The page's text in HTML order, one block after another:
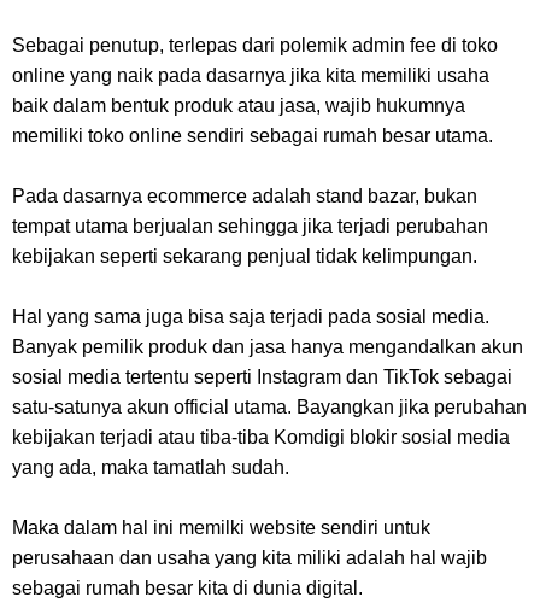
Sebagai penutup, terlepas dari polemik admin fee di toko
online yang naik pada dasarnya jika kita memiliki usaha
baik dalam bentuk produk atau jasa, wajib hukumnya
memiliki toko online sendiri sebagai rumah besar utama.
Pada dasarnya ecommerce adalah stand bazar, bukan
tempat utama berjualan sehingga jika terjadi perubahan
kebijakan seperti sekarang penjual tidak kelimpungan.
Hal yang sama juga bisa saja terjadi pada sosial media.
Banyak pemilik produk dan jasa hanya mengandalkan akun
sosial media tertentu seperti Instagram dan TikTok sebagai
satu-satunya akun official utama. Bayangkan jika perubahan
kebijakan terjadi atau tiba-tiba Komdigi blokir sosial media
yang ada, maka tamatlah sudah.
Maka dalam hal ini memilki website sendiri untuk
perusahaan dan usaha yang kita miliki adalah hal wajib
sebagai rumah besar kita di dunia digital.